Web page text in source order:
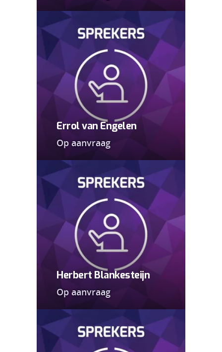
Errol van Engelen
Op aanvraag
Herbert Blankesteijn
Op aanvraag